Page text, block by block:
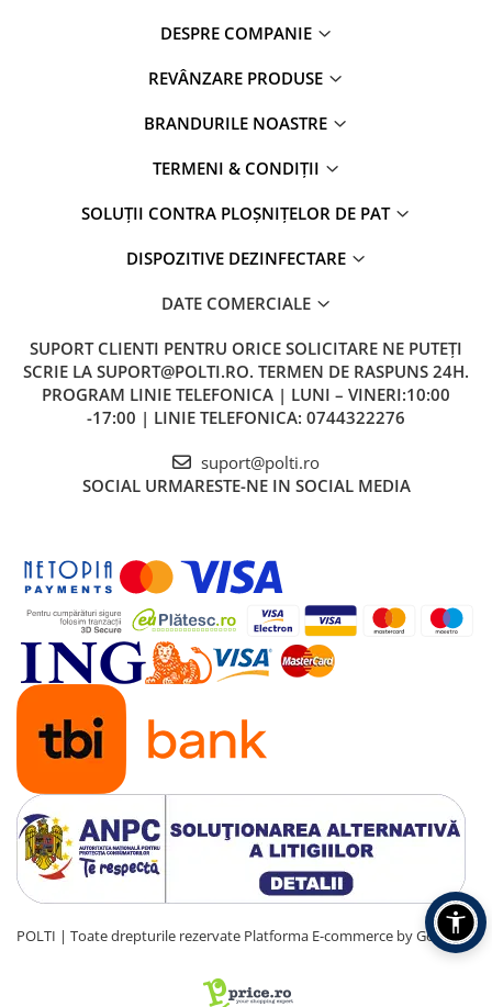
DESPRE COMPANIE
REVÂNZARE PRODUSE
BRANDURILE NOASTRE
TERMENI & CONDIȚII
SOLUȚII CONTRA PLOȘNIȚELOR DE PAT
DISPOZITIVE DEZINFECTARE
DATE COMERCIALE
SUPORT CLIENTI PENTRU ORICE SOLICITARE NE PUTEȚI
SCRIE LA SUPORT@POLTI.RO. TERMEN DE RASPUNS 24H.
PROGRAM LINIE TELEFONICA | LUNI – VINERI:10:00
-17:00 | LINIE TELEFONICA: 0744322276
suport@polti.ro
SOCIAL URMARESTE-NE IN SOCIAL MEDIA
POLTI | Toate drepturile rezervate Platforma E-commerce by Gomag